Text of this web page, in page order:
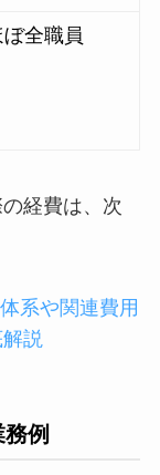
ぼ全職員
経費は、次
系や関連費用
説
例